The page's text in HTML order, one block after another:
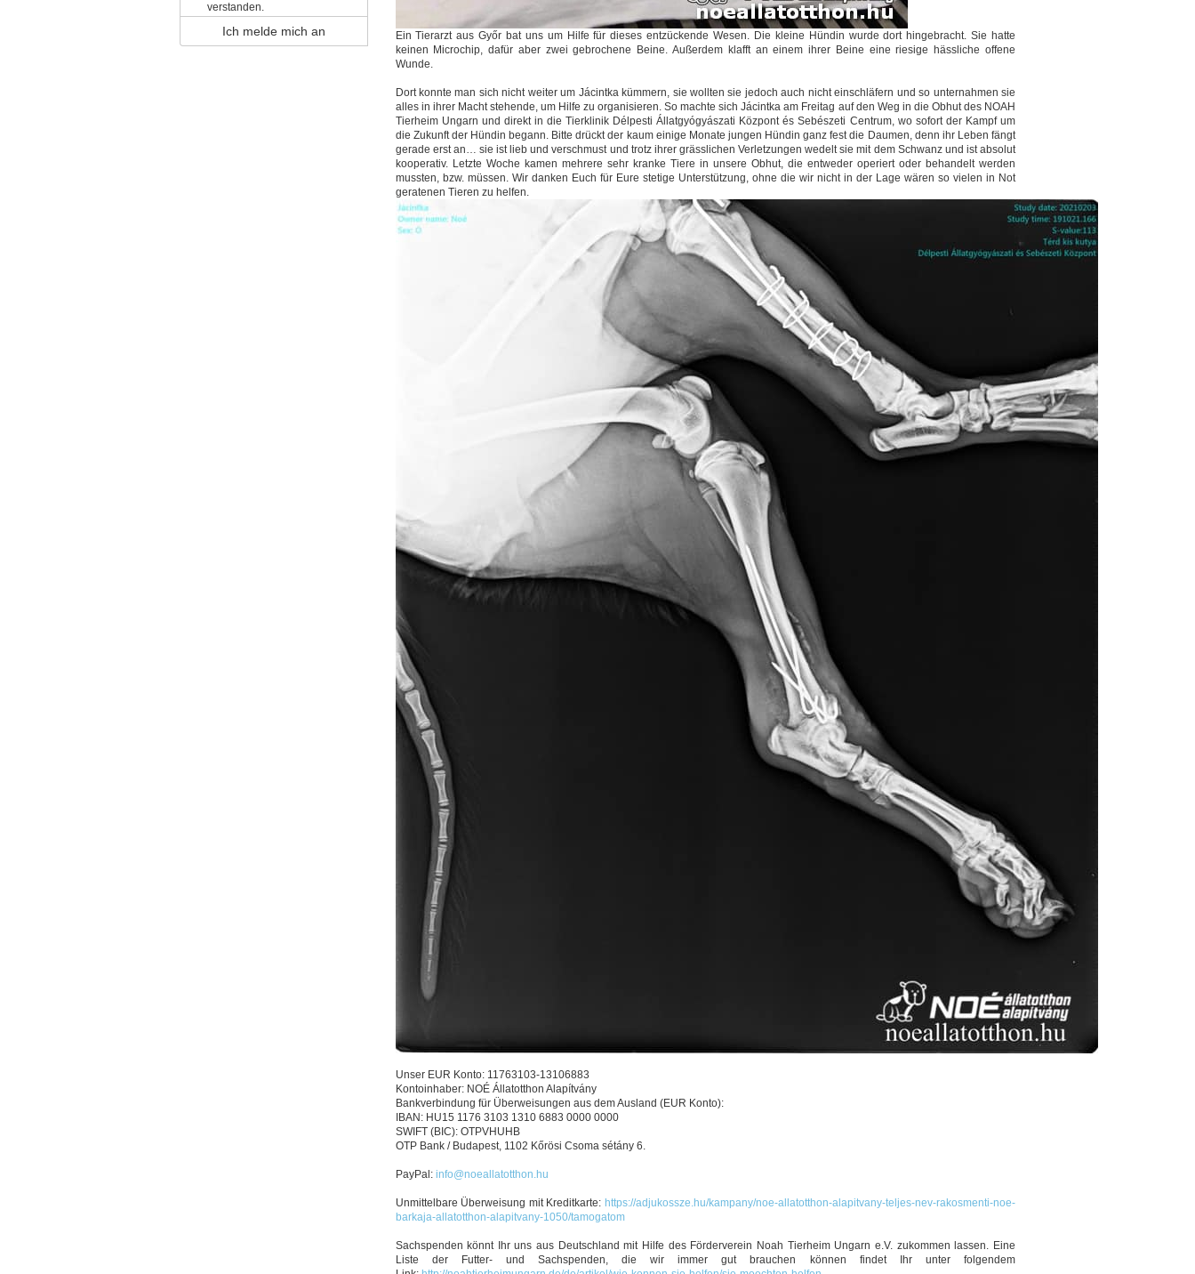
verstanden.
Ein Tierarzt aus Győr bat uns um Hilfe für dieses entzückende Wesen. Die kleine Hündin wurde dort hingebracht. Sie hatte
keinen Microchip, dafür aber zwei gebrochene Beine. Außerdem klafft an einem ihrer Beine eine riesige hässliche offene
Wunde.
Dort konnte man sich nicht weiter um Jácintka kümmern, sie wollten sie jedoch auch nicht einschläfern und so unternahmen sie
alles in ihrer Macht stehende, um Hilfe zu organisieren. So machte sich Jácintka am Freitag auf den Weg in die Obhut des NOAH
Tierheim Ungarn und direkt in die Tierklinik Délpesti Állatgyógyászati Központ és Sebészeti Centrum, wo sofort der Kampf um
die Zukunft der Hündin begann. Bitte drückt der kaum einige Monate jungen Hündin ganz fest die Daumen, denn ihr Leben fängt
gerade erst an… sie ist lieb und verschmust und trotz ihrer grässlichen Verletzungen wedelt sie mit dem Schwanz und ist absolut
kooperativ. Letzte Woche kamen mehrere sehr kranke Tiere in unsere Obhut, die entweder operiert oder behandelt werden
mussten, bzw. müssen. Wir danken Euch für Eure stetige Unterstützung, ohne die wir nicht in der Lage wären so vielen in Not
geratenen Tieren zu helfen.
Unser EUR Konto: 11763103-13106883
Kontoinhaber: NOÉ Állatotthon Alapítvány
Bankverbindung für Überweisungen aus dem Ausland (EUR Konto):
IBAN: HU15 1176 3103 1310 6883 0000 0000
SWIFT (BIC): OTPVHUHB
OTP Bank / Budapest, 1102 Kőrösi Csoma sétány 6.
PayPal: info@noeallatotthon.hu
Unmittelbare Überweisung mit Kreditkarte: https://adjukossze.hu/kampany/noe-allatotthon-alapitvany-teljes-nev-rakosmenti-noe-
barkaja-allatotthon-alapitvany-1050/tamogatom
Sachspenden könnt Ihr uns aus Deutschland mit Hilfe des Förderverein Noah Tierheim Ungarn e.V. zukommen lassen. Eine
Liste der Futter- und Sachspenden, die wir immer gut brauchen können findet Ihr unter folgendem